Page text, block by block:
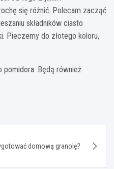
się różnić. Polecam zacząć
składników ciasto
Pieczemy do złotego koloru,
Będą również
domową granolę?